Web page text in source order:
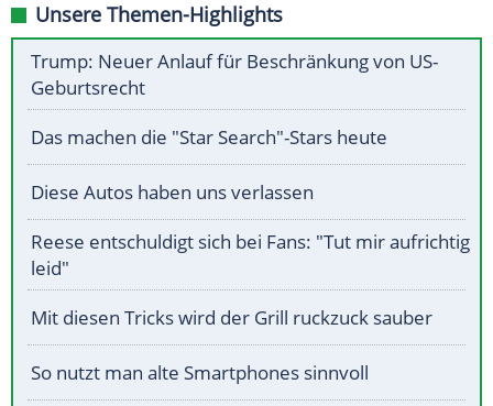
Unsere Themen-Highlights
Trump: Neuer Anlauf für Beschränkung von US-
Geburtsrecht
Das machen die "Star Search"-Stars heute
Diese Autos haben uns verlassen
Reese entschuldigt sich bei Fans: "Tut mir aufrichtig
leid"
Mit diesen Tricks wird der Grill ruckzuck sauber
So nutzt man alte Smartphones sinnvoll